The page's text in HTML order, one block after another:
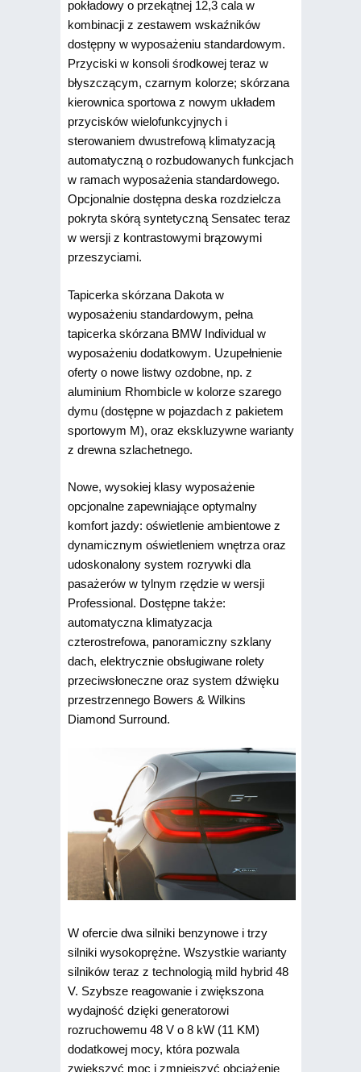
pokładowy o przekątnej 12,3 cala w
kombinacji z zestawem wskaźników
dostępny w wyposażeniu standardowym.
Przyciski w konsoli środkowej teraz w
błyszczącym, czarnym kolorze; skórzana
kierownica sportowa z nowym układem
przycisków wielofunkcyjnych i
sterowaniem dwustrefową klimatyzacją
automatyczną o rozbudowanych funkcjach
w ramach wyposażenia standardowego.
Opcjonalnie dostępna deska rozdzielcza
pokryta skórą syntetyczną Sensatec teraz
w wersji z kontrastowymi brązowymi
przeszyciami.
Tapicerka skórzana Dakota w
wyposażeniu standardowym, pełna
tapicerka skórzana BMW Individual w
wyposażeniu dodatkowym. Uzupełnienie
oferty o nowe listwy ozdobne, np. z
aluminium Rhombicle w kolorze szarego
dymu (dostępne w pojazdach z pakietem
sportowym M), oraz ekskluzywne warianty
z drewna szlachetnego.
Nowe, wysokiej klasy wyposażenie
opcjonalne zapewniające optymalny
komfort jazdy: oświetlenie ambientowe z
dynamicznym oświetleniem wnętrza oraz
udoskonalony system rozrywki dla
pasażerów w tylnym rzędzie w wersji
Professional. Dostępne także:
automatyczna klimatyzacja
czterostrefowa, panoramiczny szklany
dach, elektrycznie obsługiwane rolety
przeciwsłoneczne oraz system dźwięku
przestrzennego Bowers & Wilkins
Diamond Surround.
W ofercie dwa silniki benzynowe i trzy
silniki wysokoprężne. Wszystkie warianty
silników teraz z technologią mild hybrid 48
V. Szybsze reagowanie i zwiększona
wydajność dzięki generatorowi
rozruchowemu 48 V o 8 kW (11 KM)
dodatkowej mocy, która pozwala
zwiększyć moc i zmniejszyć obciążenie